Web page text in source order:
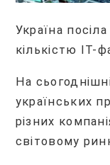
Україна
кількістю IT-
На
українських
різних
світовому